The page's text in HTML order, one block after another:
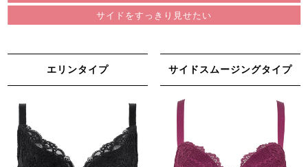
サイドをすっきり見せたい
エリンタイプ サイドスムージングタイプ